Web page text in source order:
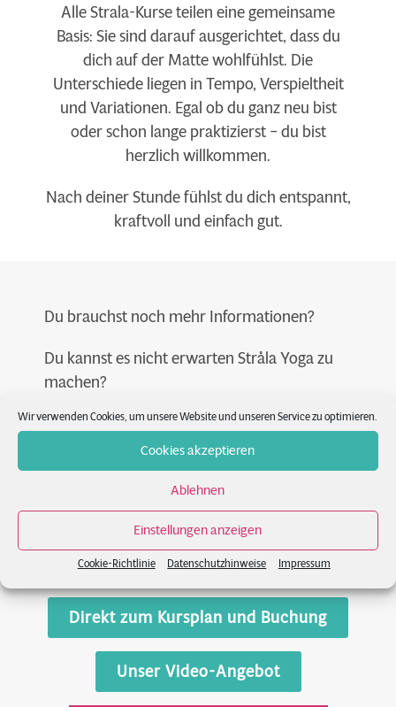
Wir verwenden Cookies, um unsere Website und unseren Service zu optimieren.
Cookies akzeptieren
Ablehnen
Einstellungen anzeigen
Cookie-Richtlinie Datenschutzhinweise Impressum
Alle Strala-Kurse teilen eine gemeinsame
Basis: Sie sind darauf ausgerichtet, dass du
dich auf der Matte wohlfühlst. Die
Unterschiede liegen in Tempo, Verspieltheit
und Variationen. Egal ob du ganz neu bist
oder schon lange praktizierst – du bist
herzlich willkommen.
Nach deiner Stunde fühlst du dich entspannt,
kraftvoll und einfach gut.
Du brauchst noch mehr Informationen?
Du kannst es nicht erwarten Stråla Yoga zu
machen?
Du brauchst ein genaues Bild von Stråla
Du interessierst dich für unsere Trainings &
Ausbildungen?
Stråla Yoga Kurse & Mehr
Direkt zum Kursplan und Buchung
Unser Video-Angebot